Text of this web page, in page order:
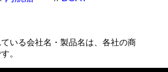
いる会社名・製品名は、各社の商
。